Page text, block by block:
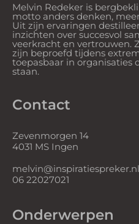
Melvin Redeker is
motto anders denken,
Uit zijn ervaringen
inzichten over succesvol
veerkracht en vertrouwen.
zijn beproefd tijdens
toepasbaar in organisaties
staan.
Contact
Zevenmorgen 14
4031 MS Ingen
melvin@inspiratiespreker.nl
06 22027021
Onderwerpen